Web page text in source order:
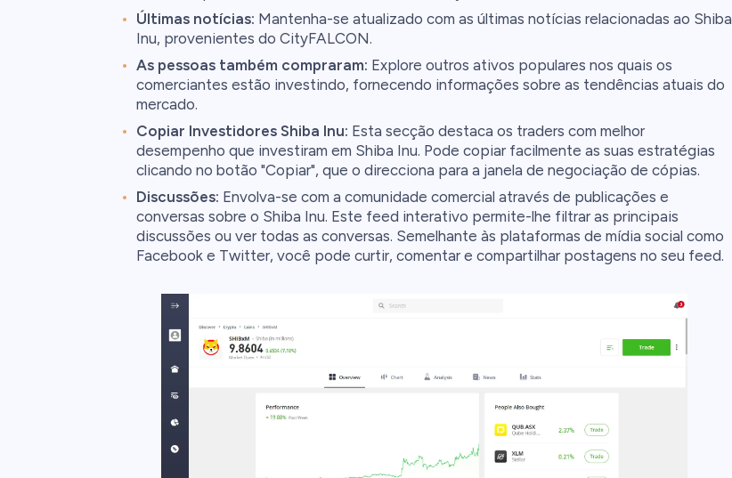
Últimas notícias: Mantenha-se atualizado com as últimas notícias relacionadas ao Shiba
Inu, provenientes do CityFALCON.
As pessoas também compraram: Explore outros ativos populares nos quais os
comerciantes estão investindo, fornecendo informações sobre as tendências atuais do
mercado.
Copiar Investidores Shiba Inu: Esta secção destaca os traders com melhor
desempenho que investiram em Shiba Inu. Pode copiar facilmente as suas estratégias
clicando no botão "Copiar", que o direcciona para a janela de negociação de cópias.
Discussões: Envolva-se com a comunidade comercial através de publicações e
conversas sobre o Shiba Inu. Este feed interativo permite-lhe filtrar as principais
discussões ou ver todas as conversas. Semelhante às plataformas de mídia social como
Facebook e Twitter, você pode curtir, comentar e compartilhar postagens no seu feed.